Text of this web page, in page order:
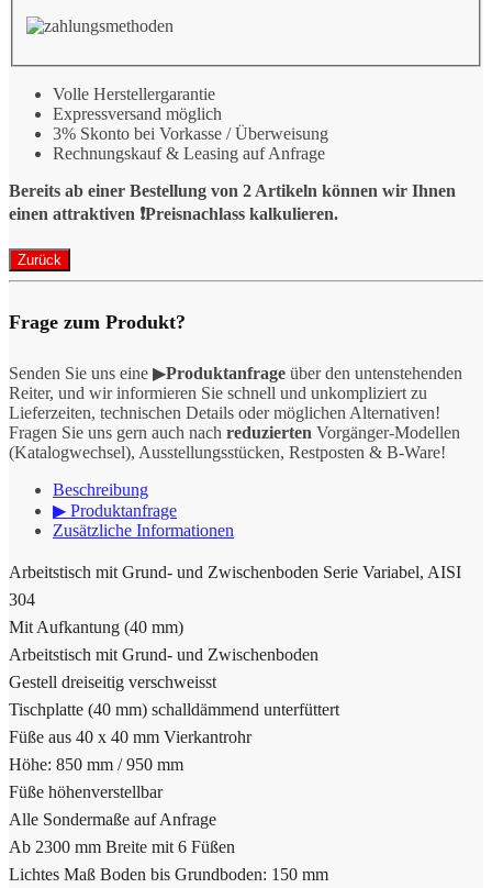
Volle Herstellergarantie
Expressversand möglich
3% Skonto bei Vorkasse / Überweisung
Rechnungskauf & Leasing auf Anfrage
Bereits ab einer Bestellung von 2 Artikeln können wir Ihnen
einen attraktiven ❗️Preisnachlass kalkulieren.
Frage zum Produkt?
Senden Sie uns eine ▶Produktanfrage über den untenstehenden
Reiter, und wir informieren Sie schnell und unkompliziert zu
Lieferzeiten, technischen Details oder möglichen Alternativen!
Fragen Sie uns gern auch nach reduzierten Vorgänger-Modellen
(Katalogwechsel), Ausstellungsstücken, Restposten & B-Ware!
Beschreibung
▶ Produktanfrage
Zusätzliche Informationen
Arbeitstisch mit Grund- und Zwischenboden Serie Variabel, AISI
304
Mit Aufkantung (40 mm)
Arbeitstisch mit Grund- und Zwischenboden
Gestell dreiseitig verschweisst
Tischplatte (40 mm) schalldämmend unterfüttert
Füße aus 40 x 40 mm Vierkantrohr
Höhe: 850 mm / 950 mm
Füße höhenverstellbar
Alle Sondermaße auf Anfrage
Ab 2300 mm Breite mit 6 Füßen
Lichtes Maß Boden bis Grundboden: 150 mm